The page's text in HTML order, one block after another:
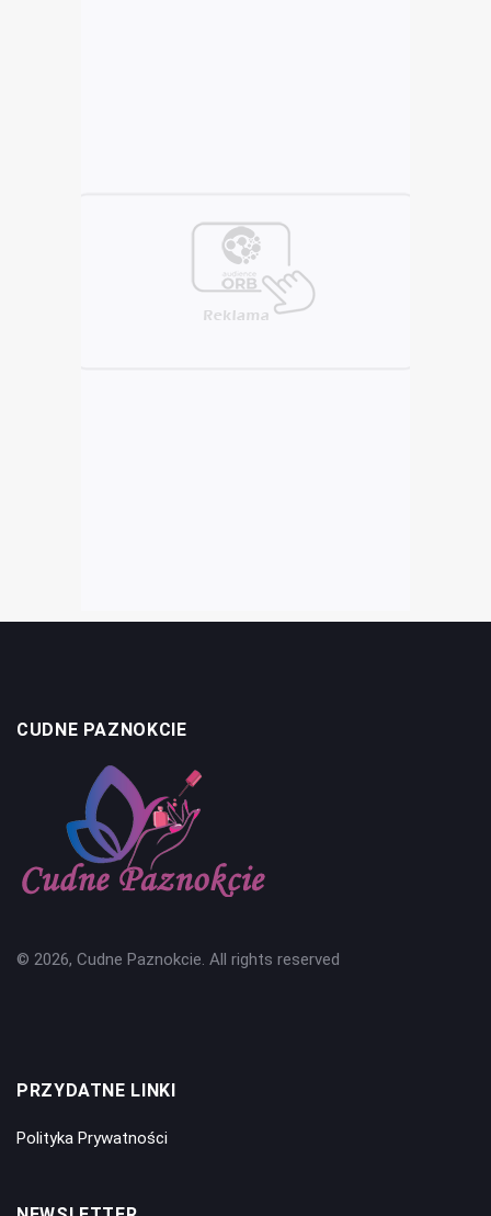
CUDNE PAZNOKCIE
© 2026, Cudne Paznokcie. All rights reserved
PRZYDATNE LINKI
Polityka Prywatności